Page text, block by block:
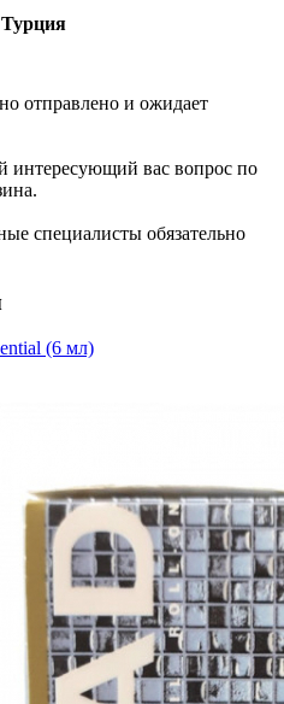
отправлено и ожидает
интересующий вас вопрос по
специалисты обязательно